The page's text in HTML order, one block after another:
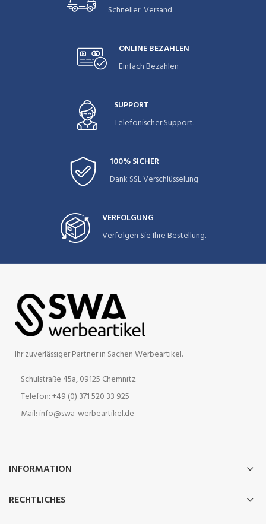
Schneller Versand
ONLINE BEZAHLEN
Einfach Bezahlen
SUPPORT
Telefonischer Support.
100% SICHER
Dank SSL Verschlüsselung
VERFOLGUNG
Verfolgen Sie Ihre Bestellung.
Ihr zuverlässiger Partner in Sachen Werbeartikel.
Schulstraße 45a, 09125 Chemnitz
Telefon: +49 (0) 371 520 33 925
Mail: info@swa-werbeartikel.de
INFORMATION
RECHTLICHES